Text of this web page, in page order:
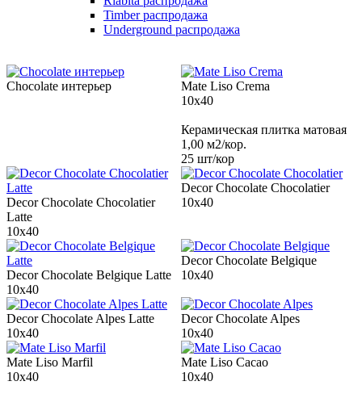
Timber распродажа
Underground распродажа
Chocolate интерьер
Mate Liso Сrema
10x40
Керамическая плитка матовая
1,00 м2/кор.
25 шт/кор
Decor Chocolate Chocolatier
Latte
10x40
Decor Chocolate Chocolatier
10x40
Decor Chocolate Belgique Latte
10x40
Decor Chocolate Belgique
10x40
Decor Chocolate Alpes Latte
10x40
Decor Chocolate Alpes
10x40
Mate Liso Marfil
10x40
Mate Liso Cacao
10x40